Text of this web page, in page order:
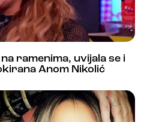
ramenima, uvijala se i
Anom Nikolić